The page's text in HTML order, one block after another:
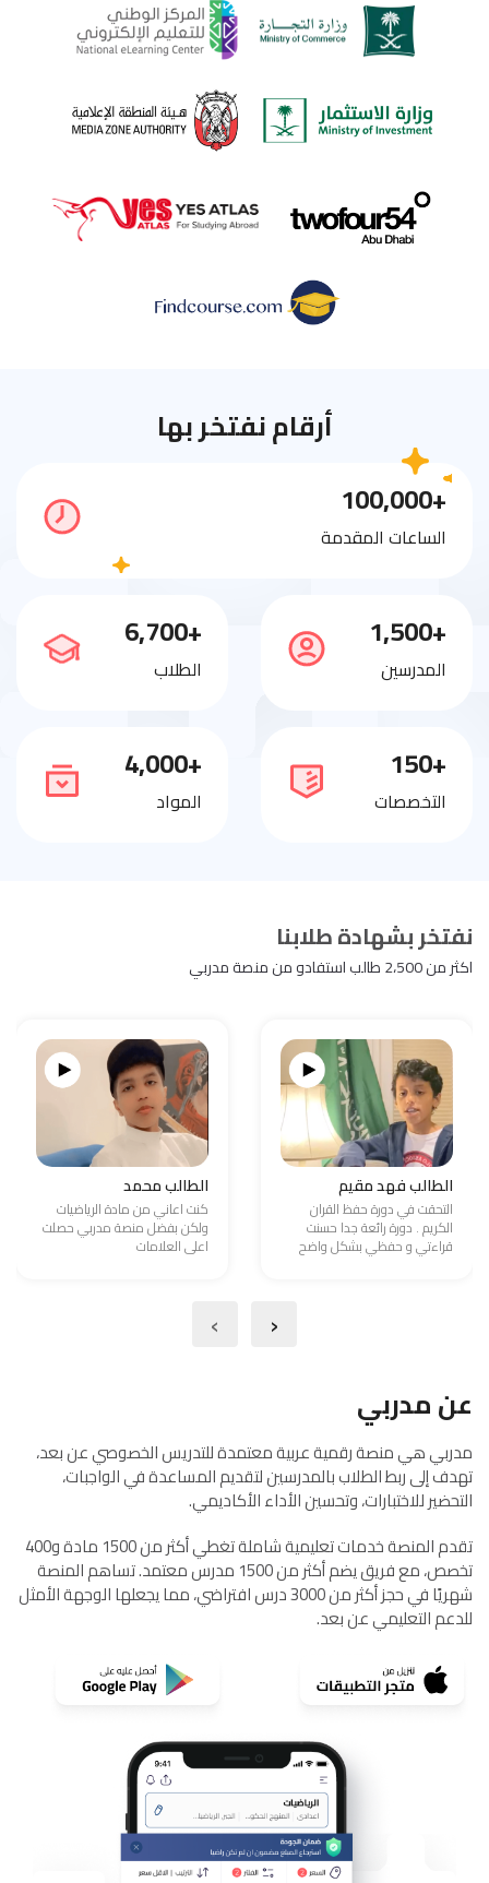
أرقام نفتخر بها
+100,000
الساعات المقدمة
+1,500
المدرسين
+6,700
الطلاب
+150
التخصصات
+4,000
المواد
نفتخر بشهادة طلابنا
اكثر من 2،500 طالب استفادو من منصة مدربي
الطالب فهد مقيم
التحقت في دورة حفظ القران
الكريم . دورة رائعة جدا حسنت
قراءتي و حفظي بشكل واضح
الطالب محمد
كنت اعاني من مادة الرياضيات
ولكن بفضل منصة مدربي حصلت
اعلى العلامات
‹
›
عن مدربي
مدربي هي منصة رقمية عربية معتمدة للتدريس الخصوصي عن بعد،
تهدف إلى ربط الطلاب بالمدرسين لتقديم المساعدة في الواجبات،
التحضير للاختبارات، وتحسين الأداء الأكاديمي.
تقدم المنصة خدمات تعليمية شاملة تغطي أكثر من 1500 مادة و400
تخصص، مع فريق يضم أكثر من 1500 مدرس معتمد. تساهم المنصة
شهريًا في حجز أكثر من 3000 درس افتراضي، مما يجعلها الوجهة الأمثل
للدعم التعليمي عن بعد.